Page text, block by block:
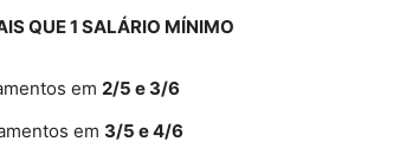
QUE 1 SALÁRIO MÍNIMO
em 2/5 e 3/6
em 3/5 e 4/6